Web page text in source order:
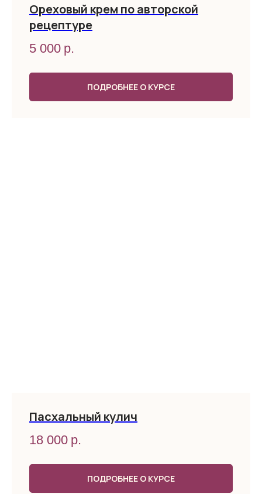
Ореховый крем по авторской
рецептуре
5 000 р.
ПОДРОБНЕЕ О КУРСЕ
Пасхальный кулич
18 000 р.
ПОДРОБНЕЕ О КУРСЕ